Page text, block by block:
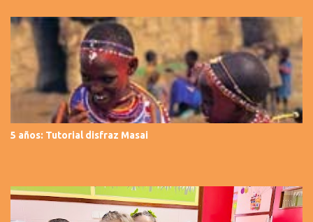
5 años: Tutorial disfraz Masai